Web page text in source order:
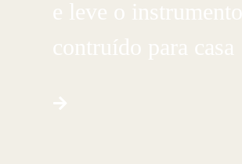
e leve o instrumento
contruído para casa